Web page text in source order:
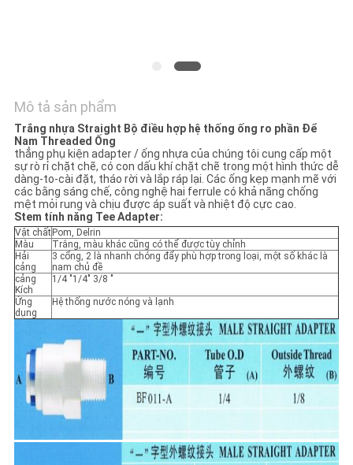
SƠ
ĐỒ
TRANG
WEB
CHÍNH
SÁCH
BẢO
MẬT
Mô tả sản phẩm
Trắng nhựa Straight Bộ điều hợp hệ thống ống ro phần Để
Nam Threaded Ống
thẳng phụ kiện adapter / ống nhựa của chúng tôi cung cấp một
sự rò rỉ chặt chẽ, có con dấu khí chặt chẽ trong một hình thức dễ
dàng-to-cài đặt, tháo rời và lắp ráp lại. Các ống kẹp mạnh mẽ với
các bằng sáng chế, công nghệ hai ferrule có khả năng chống
mệt mỏi rung và chịu được áp suất và nhiệt độ cực cao.
Stem tính năng Tee Adapter:
Vật chất Pom, Delrin
Màu
Trắng, màu khác cũng có thể được tùy chỉnh
Hải
cảng
3 cổng, 2 là nhanh chóng đẩy phù hợp trong loại, một số khác là
nam chủ đề
cảng
Kích
1/4 "1/4" 3/8 "
Ứng
dụng
Hệ thống nước nóng và lạnh